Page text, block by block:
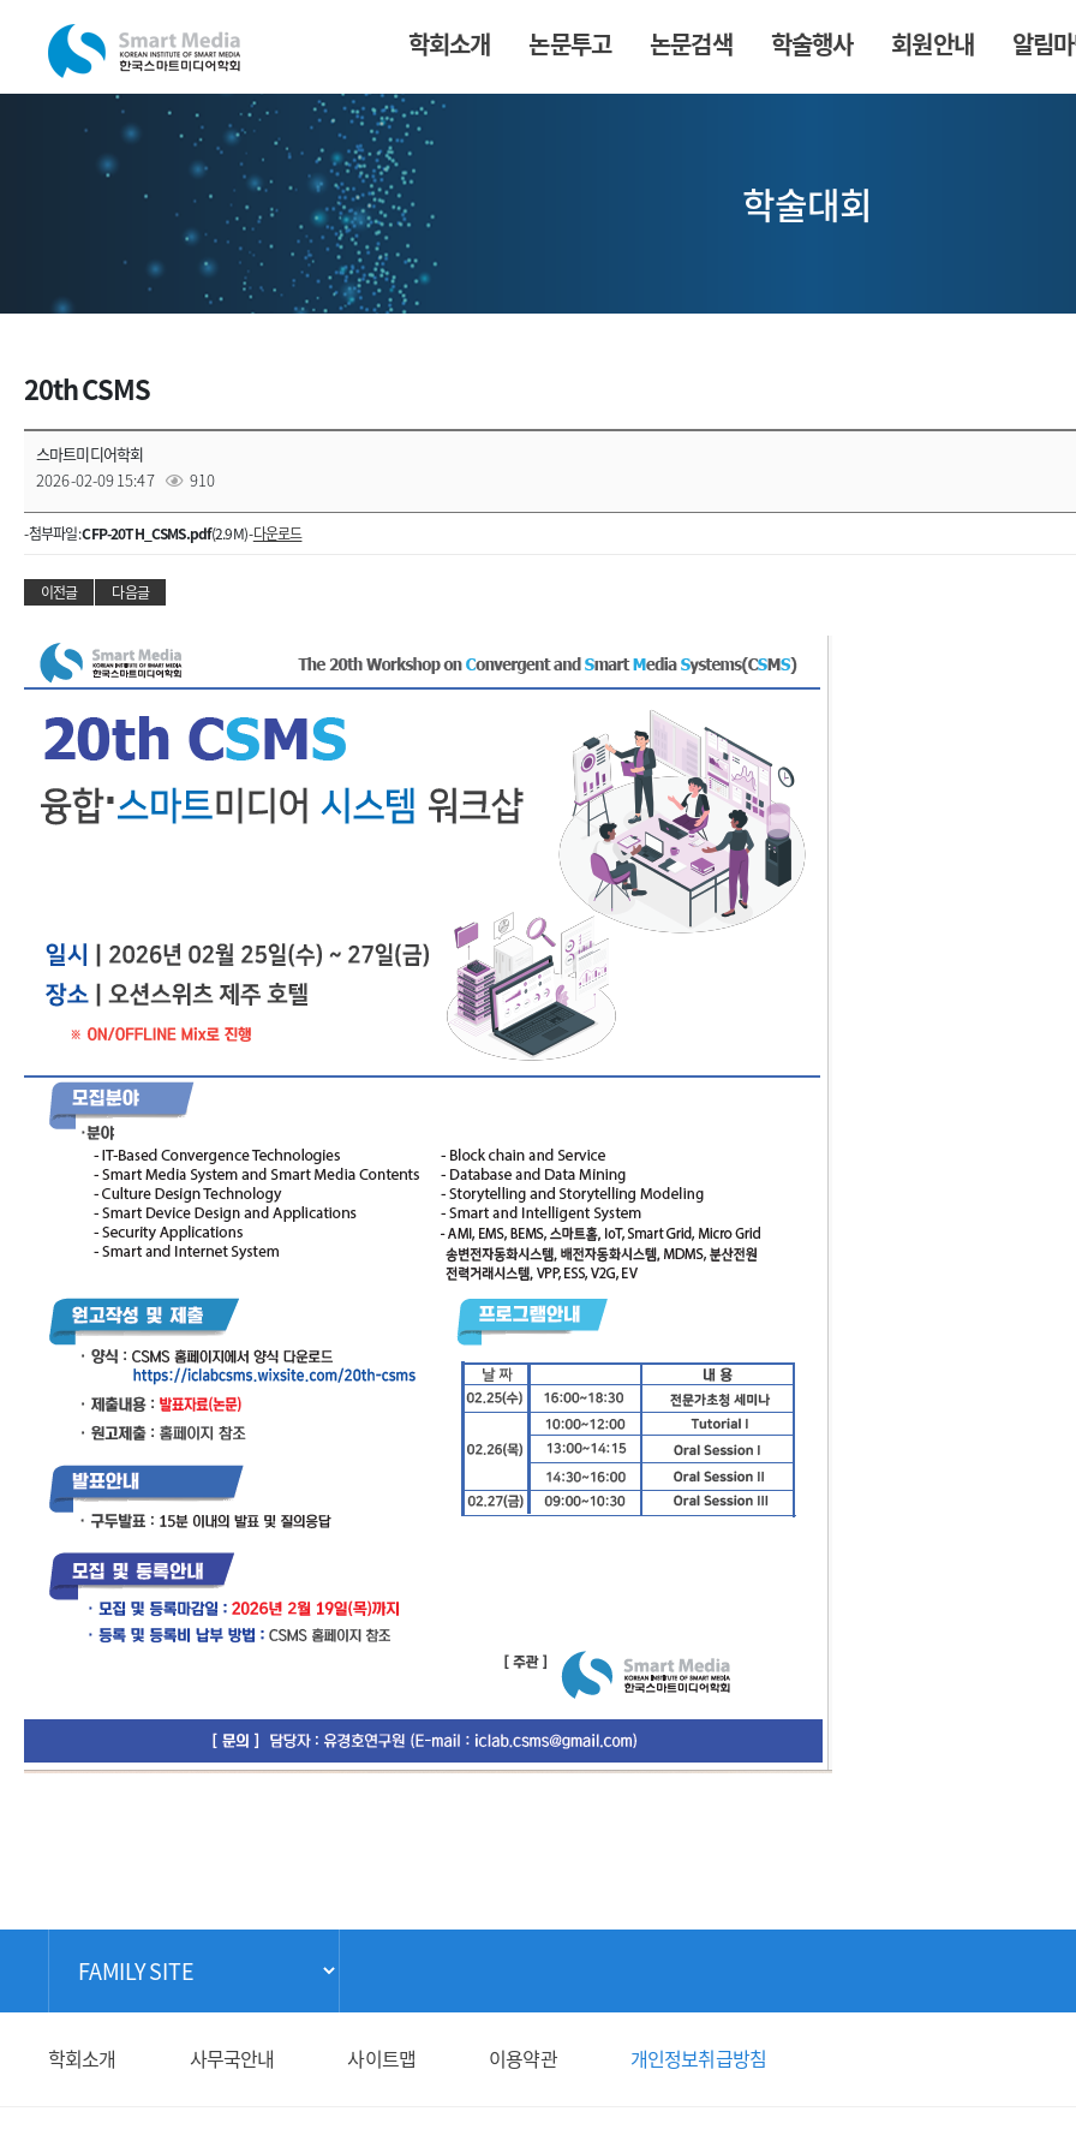
학회소개 논문투고 논문검색 학술행사 회원안내 알림
학술대회
20th CSMS
스마트미디어학회
2026-02-09 15:47
910
- 첨부파일 :CFP-20TH_CSMS.pdf(2.9M) -다운로드
이전글 다음글
학회소개 사무국안내 사이트맵 이용약관 개인정보취급방침